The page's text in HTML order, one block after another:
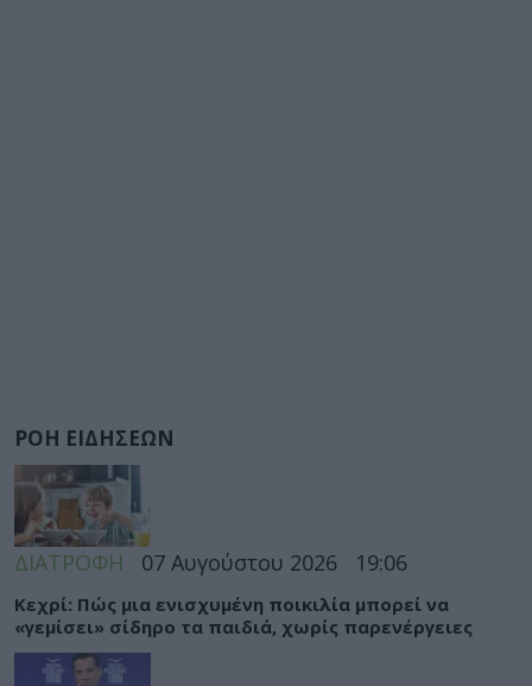
ΡΟΗ ΕΙΔΗΣΕΩΝ
ΔΙΑΤΡΟΦΗ 07 Αυγούστου 2026 19:06
Κεχρί: Πώς μια ενισχυμένη ποικιλία μπορεί να
«γεμίσει» σίδηρο τα παιδιά, χωρίς παρενέργειες